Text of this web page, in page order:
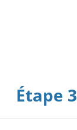
Étape 3